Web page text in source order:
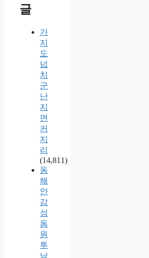
글
가
지
도
넙
치
군
난
지
면
커
지
리
(14,811)
동
해
안
감
성
돔
원
투
낚